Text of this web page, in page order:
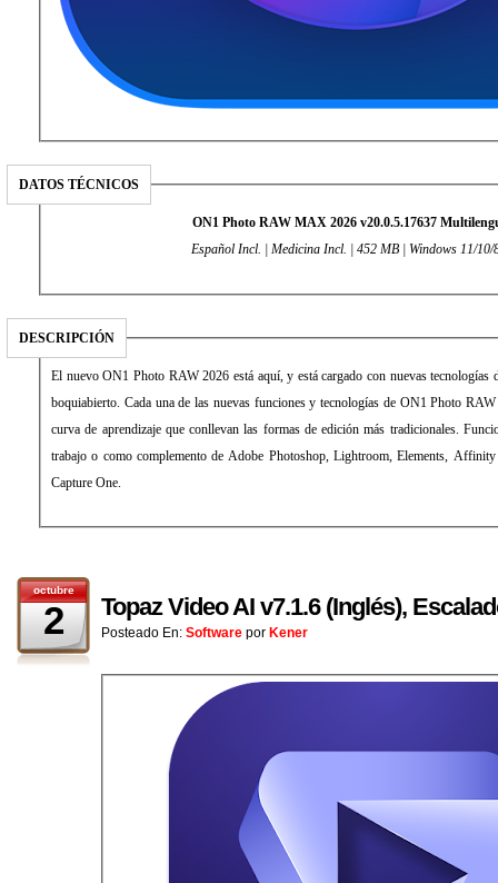
DATOS TÉCNICOS
ON1 Photo RAW MAX 2026 v20.0.5.17637
Español Incl. | Medicina Incl. | 452 MB | Windows 11/10/
DESCRIPCIÓN
El nuevo ON1 Photo RAW 2026 está aquí, y está cargado con nuevas tecnologías
boquiabierto. Cada una de las nuevas funciones y tecnologías de ON1 Photo
curva de aprendizaje que conllevan las formas de edición más tradicionales.
trabajo o como complemento de Adobe Photoshop, Lightroom, Elements,
Capture One.
octubre
2 Topaz Video AI v7.1.6 (Inglés),
Posteado En: Software por Kener